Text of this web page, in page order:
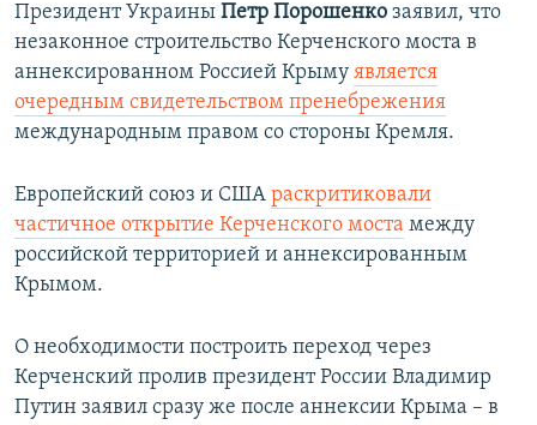
Президент Украины Петр Порошенко заявил, что
незаконное строительство Керченского моста в
аннексированном Россией Крыму является
очередным свидетельством пренебрежения
международным правом со стороны Кремля.
Европейский союз и США раскритиковали
частичное открытие Керченского моста между
российской территорией и аннексированным
Крымом.
О необходимости построить переход через
Керченский пролив президент России Владимир
Путин заявил сразу же после аннексии Крыма – в